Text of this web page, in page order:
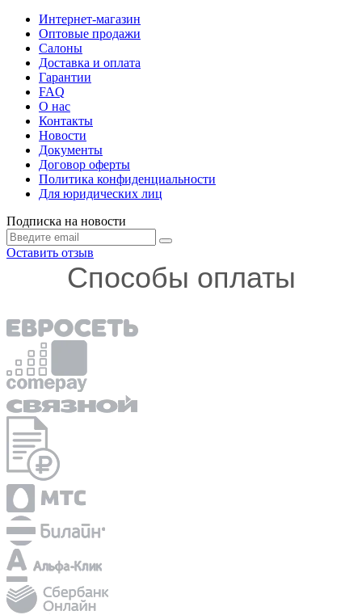
Интернет-магазин
Оптовые продажи
Салоны
Доставка и оплата
Гарантии
FAQ
О нас
Контакты
Новости
Документы
Договор оферты
Политика конфиденциальности
Для юридических лиц
Подписка на новости
Оставить отзыв
Способы оплаты